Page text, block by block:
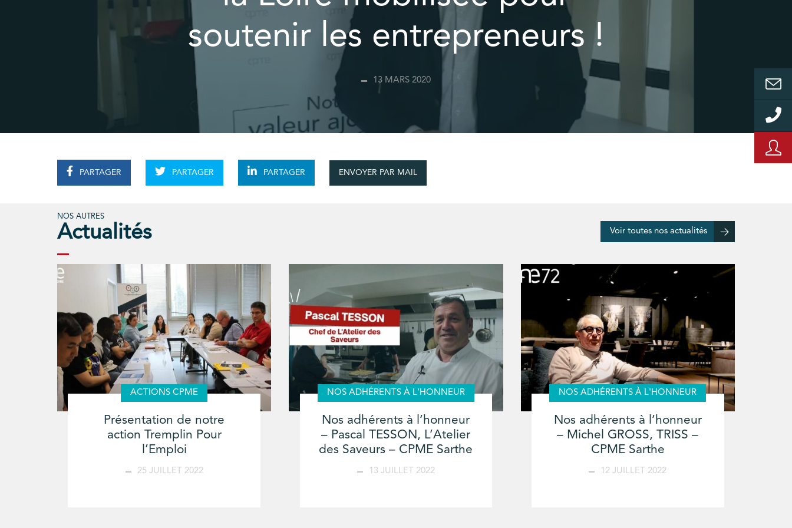
soutenir les entrepreneurs !
13 MARS 2020
PARTAGER PARTAGER PARTAGER ENVOYER PAR MAIL
NOS AUTRES
Actualités Voir toutes nos actualités
ACTIONS CPME
Présentation de notre
action Tremplin Pour
l’Emploi
25 JUILLET 2022
NOS ADHÉRENTS À L'HONNEUR
Nos adhérents à l’honneur
– Pascal TESSON, L’Atelier
des Saveurs – CPME Sarthe
13 JUILLET 2022
NOS ADHÉRENTS À L'HONNEUR
Nos adhérents à l’honneur
– Michel GROSS, TRISS –
CPME Sarthe
12 JUILLET 2022